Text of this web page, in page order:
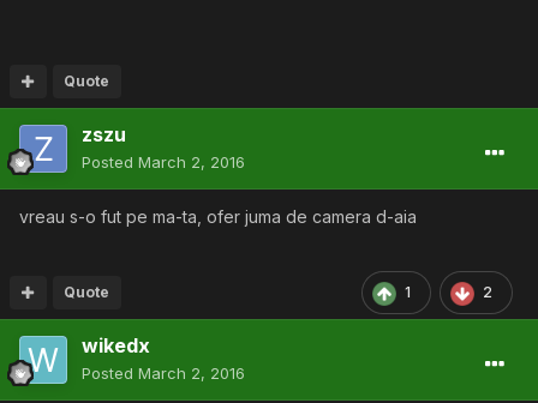
Quote
zszu
Posted March 2, 2016
vreau s-o fut pe ma-ta, ofer juma de camera d-aia
1 2
Quote
wikedx
Posted March 2, 2016